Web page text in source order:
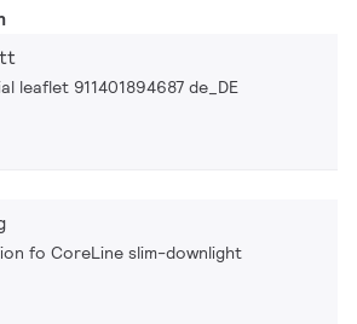
leaflet 911401894687 de_DE
fo CoreLine slim-downlight